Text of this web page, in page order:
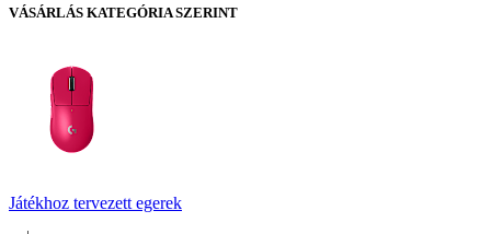
VÁSÁRLÁS KATEGÓRIA SZERINT
Játékhoz tervezett egerek